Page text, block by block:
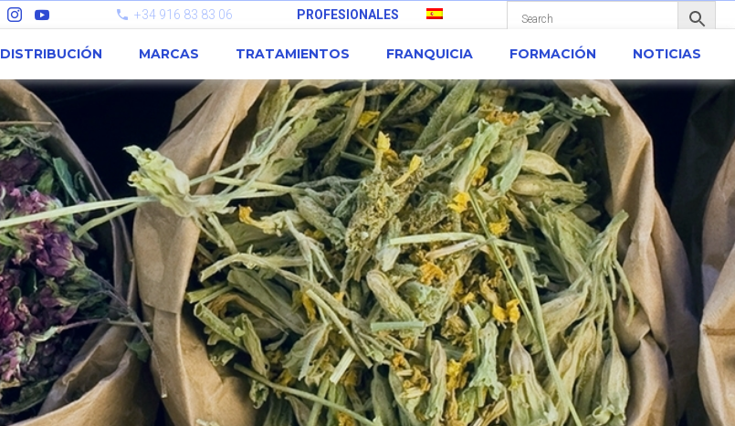
+34 916 83 83 06 PROFESIONALES
DISTRIBUCIÓN MARCAS TRATAMIENTOS FRANQUICIA FORMACIÓN NOTICIAS